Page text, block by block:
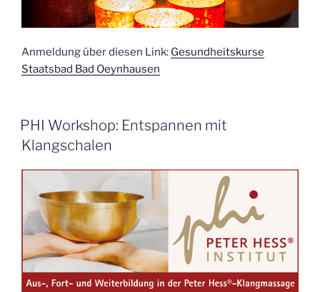
Anmeldung über diesen Link: Gesundheitskurse
Staatsbad Bad Oeynhausen
PHI Workshop: Entspannen mit
Klangschalen